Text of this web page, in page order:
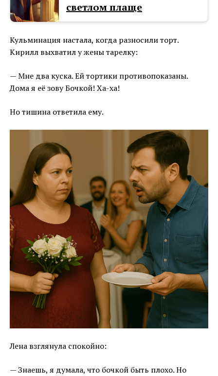
светлом плаще
Кульминация настала, когда разносили торт.
Кирилл выхватил у жены тарелку:
— Мне два куска. Ей тортики противопоказаны.
Дома я её зову Бочкой! Ха-ха!
Но тишина ответила ему.
Лена взглянула спокойно:
— Знаешь, я думала, что бочкой быть плохо. Но